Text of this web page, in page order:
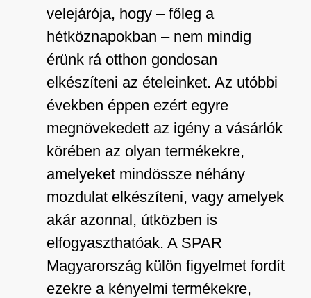
velejárója, hogy – főleg a
hétköznapokban – nem mindig
érünk rá otthon gondosan
elkészíteni az ételeinket. Az utóbbi
években éppen ezért egyre
megnövekedett az igény a vásárlók
körében az olyan termékekre,
amelyeket mindössze néhány
mozdulat elkészíteni, vagy amelyek
akár azonnal, útközben is
elfogyaszthatóak. A SPAR
Magyarország külön figyelmet fordít
ezekre a kényelmi termékekre,